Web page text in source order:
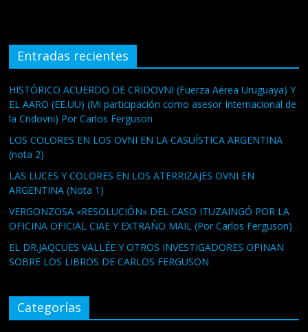
Entradas recientes
HISTÓRICO ACUERDO DE CRIDOVNI (Fuerza Aérea Uruguaya) Y
EL AARO (EE.UU) (Mi participación como asesor Internacional de
la Cridovni) Por Carlos Ferguson
LOS COLORES EN LOS OVNI EN LA CASUÍSTICA ARGENTINA
(nota 2)
LAS LUCES Y COLORES EN LOS ATERRIZAJES OVNI EN
ARGENTINA (Nota 1)
VERGONZOSA «RESOLUCIÓN» DEL CASO ITUZAINGÓ POR LA
OFICINA OFICIAL CIAE Y EXTRAÑO MAIL (Por Carlos Ferguson)
EL DR.JAQCUES VALLÉE Y OTROS INVESTIGADORES OPINAN
SOBRE LOS LIBROS DE CARLOS FERGUSON
Categorías